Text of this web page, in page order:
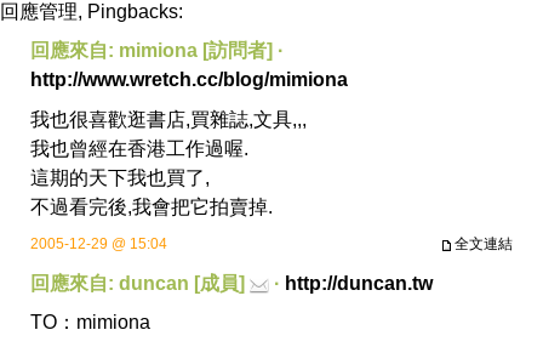
回應管理, Pingbacks:
回應來自: mimiona [訪問者] ·
http://www.wretch.cc/blog/mimiona
我也很喜歡逛書店,買雜誌,文具,,,
我也曾經在香港工作過喔.
這期的天下我也買了,
不過看完後,我會把它拍賣掉.
全文連結
2005-12-29 @ 15:04
回應來自: duncan [成員] · http://duncan.tw
TO：mimiona